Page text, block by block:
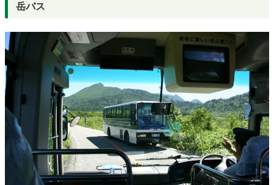
岳バス